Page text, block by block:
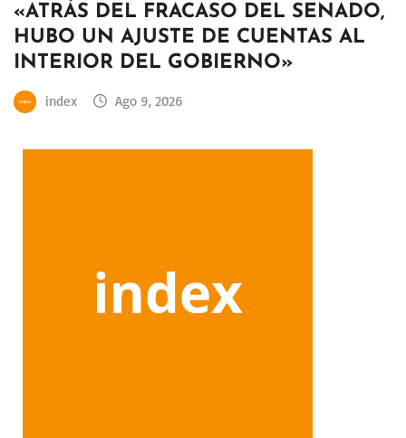
«ATRÁS DEL FRACASO DEL SENADO,
HUBO UN AJUSTE DE CUENTAS AL
INTERIOR DEL GOBIERNO»
index Ago 9, 2026